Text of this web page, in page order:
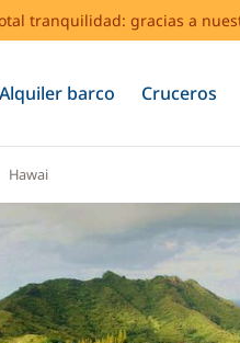
tranquilidad: gracias a
Alquiler barco Cruceros
Hawai